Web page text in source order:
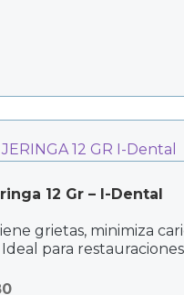
12 Gr – I-Dental
grietas, minimiza
para